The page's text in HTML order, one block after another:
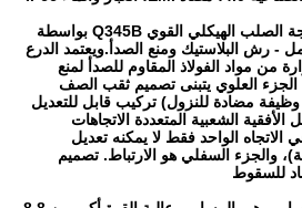
4، الإطار الرئيسي: يتم معالجة الصلب الهيكلي القوي Q345B بواسطة
- رش البلاستيك ومنع الصدأ.ويعتمد الدرع
من مواد الفولاذ المقاوم للصدأ لمنع
الجزء العلوي يتبنى تصميم ثقب الصف
مضادة للنزول) تركيب قابل للتعديل
الشعبية المتعددة الاتجاهات
الاتجاه الواحد فقط لا يمكنه تعديل
والجزء السفلي هو الارتباط. تصميم
للسقوط